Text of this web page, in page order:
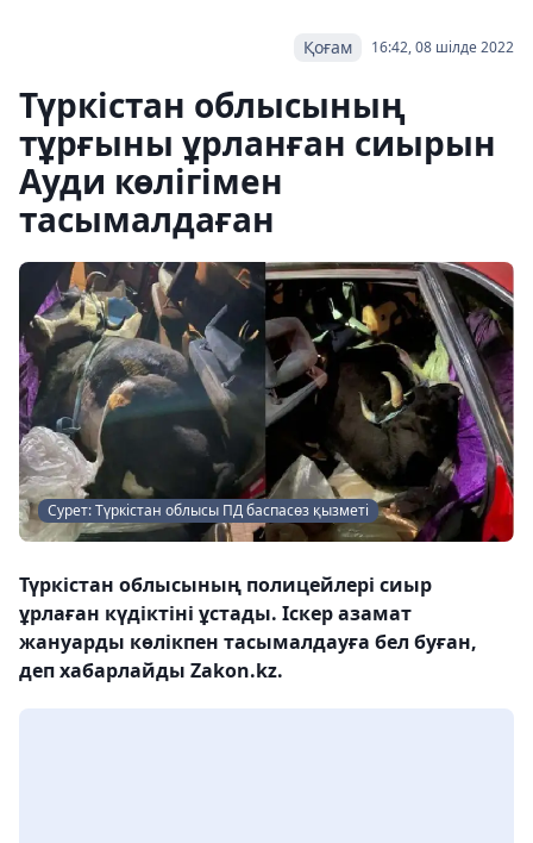
16:42, 08 шілде 2022
Қоғам
Түркістан облысының
тұрғыны ұрланған сиырын
Ауди көлігімен
тасымалдаған
Сурет: Түркістан облысы ПД баспасөз қызметі
Түркістан облысының полицейлері сиыр
ұрлаған күдіктіні ұстады. Іскер азамат
жануарды көлікпен тасымалдауға бел буған,
деп хабарлайды Zakon.kz.